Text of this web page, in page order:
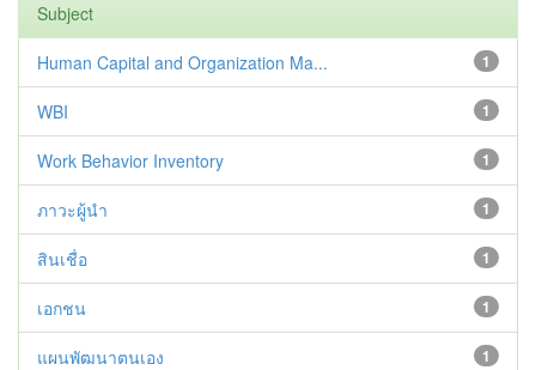
Subject
1
Human Capital and Organization Ma...
1
WBI
1
Work Behavior Inventory
1
ภาวะผู้นำ
1
สินเชื่อ
1
เอกชน
1
แผนพัฒนาตนเอง